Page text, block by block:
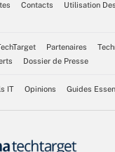
Contacts
Utilisation
Partenaires
Dossier de Presse
IT Opinions Guides